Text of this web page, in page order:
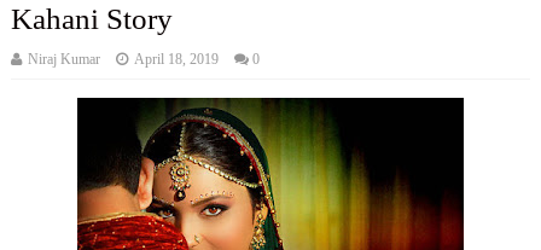
Kahani Story
Niraj Kumar April 18, 2019 0